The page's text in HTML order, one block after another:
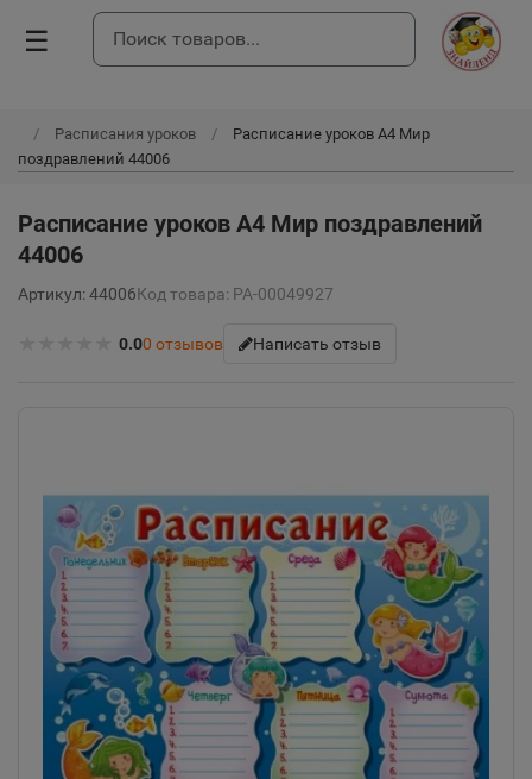
☰
Расписания уроков
Расписание уроков А4 Мир
поздравлений 44006
Расписание уроков А4 Мир поздравлений
44006
Артикул: 44006Код товара: РА-00049927
0.00 отзывов Написать отзыв